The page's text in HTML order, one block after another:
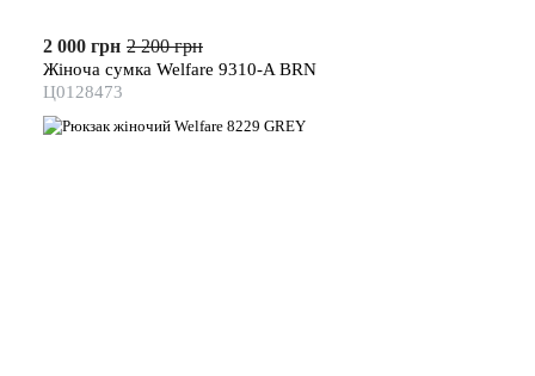
2 000 грн 2 200 грн
Жіноча сумка Welfare 9310-A BRN
Ц0128473